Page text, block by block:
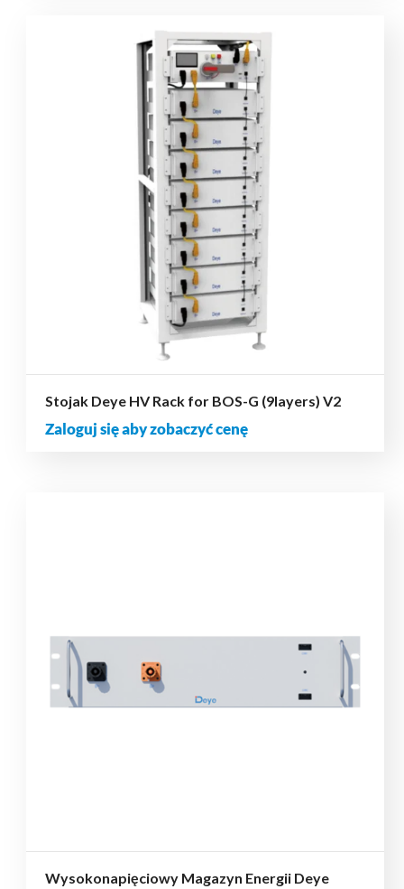
Stojak Deye HV Rack for BOS-G (9layers) V2
Zaloguj się aby zobaczyć cenę
Wysokonapięciowy Magazyn Energii Deye